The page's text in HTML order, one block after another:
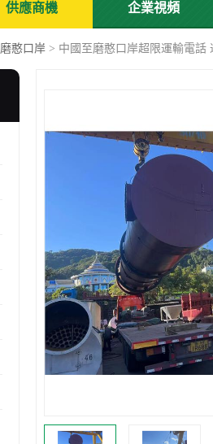
供應商機 企業視頻
磨憨口岸 > 中國至磨憨口岸超限運輸電話